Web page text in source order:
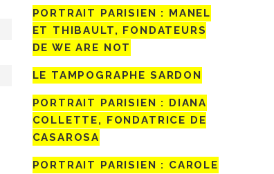
PORTRAIT PARISIEN : MANEL
ET THIBAULT, FONDATEURS
DE WE ARE NOT
LE TAMPOGRAPHE SARDON
PORTRAIT PARISIEN : DIANA
COLLETTE, FONDATRICE DE
CASAROSA
PORTRAIT PARISIEN : CAROLE